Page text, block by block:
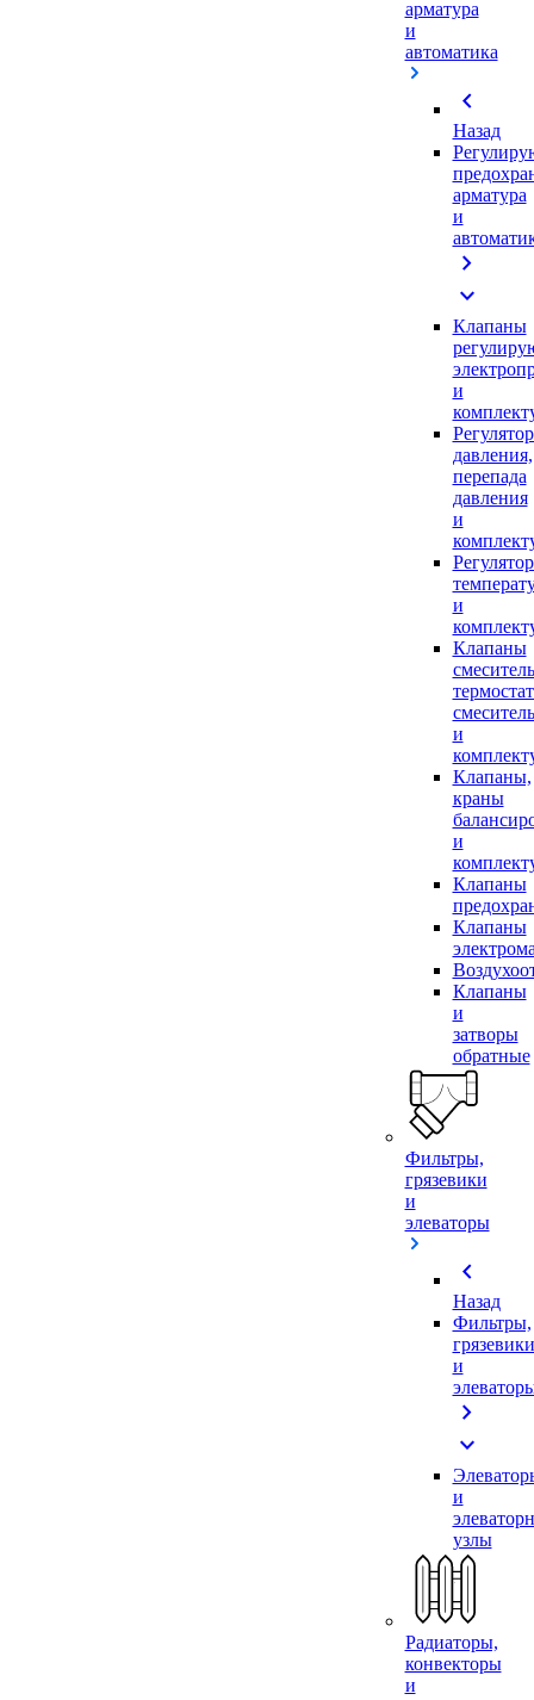
арматура
и
автоматика
chevron_left
Назад
арматура
и
chevron_right
expand_more
Клапаны
и
давления,
перепада
давления
и
и
Клапаны
и
Клапаны,
краны
и
Клапаны
Клапаны
Клапаны
и
затворы
обратные
Фильтры,
грязевики
и
элеваторы
chevron_left
Назад
Фильтры,
грязевики
и
chevron_right
expand_more
и
узлы
Радиаторы,
конвекторы
и